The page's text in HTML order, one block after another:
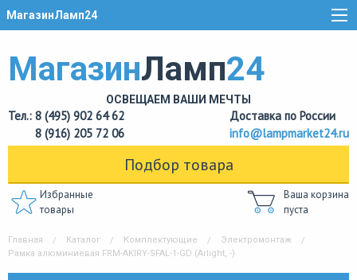
МагазинЛамп24
МагазинЛамп24
ОСВЕЩАЕМ ВАШИ МЕЧТЫ
Тел.: 8 (495) 902 64 62
8 (916) 205 72 06
Доставка по России
info@lampmarket24.ru
Подбор товара
Избранные
товары
Ваша корзина
пуста
Главная Каталог Комплектующие
Электромонтаж
Рамка алюминиевая FRM-AKIRY-SFAL-1-GD (Arlight, -)